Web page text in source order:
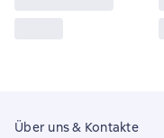
Über uns & Kontakte